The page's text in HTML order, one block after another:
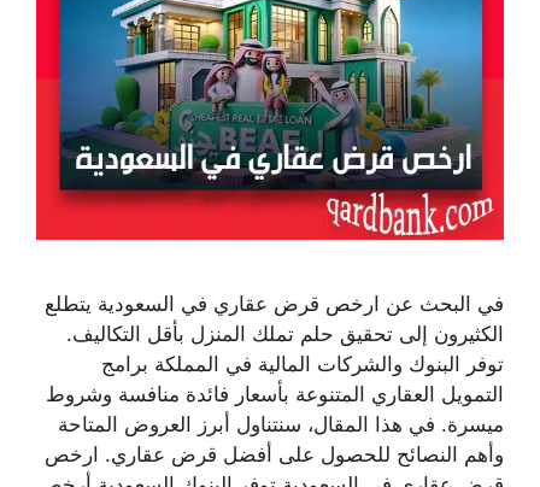
في البحث عن ارخص قرض عقاري في السعودية يتطلع
الكثيرون إلى تحقيق حلم تملك المنزل بأقل التكاليف.
توفر البنوك والشركات المالية في المملكة برامج
التمويل العقاري المتنوعة بأسعار فائدة منافسة وشروط
ميسرة. في هذا المقال، سنتناول أبرز العروض المتاحة
وأهم النصائح للحصول على أفضل قرض عقاري. ارخص